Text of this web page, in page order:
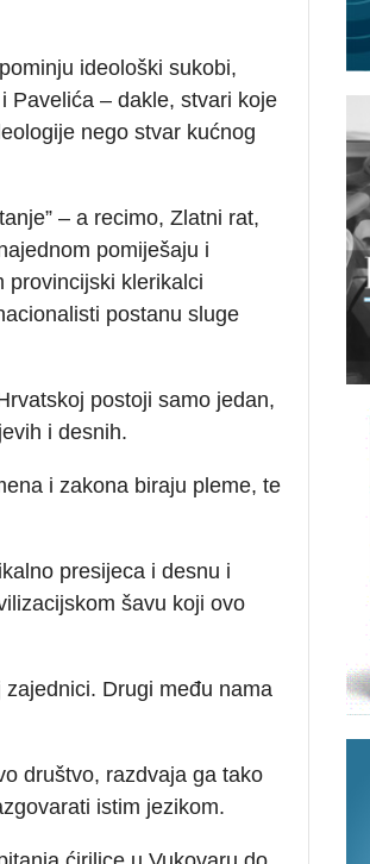
ideološki sukobi,
Pavelića – dakle, stvari koje
nego stvar kućnog
– a recimo, Zlatni rat,
pomiješaju i
provincijski klerikalci
postanu sluge
postoji samo jedan,
i desnih.
i zakona biraju pleme, te
presijeca i desnu i
šavu koji ovo
Drugi među nama
društvo, razdvaja ga tako
istim jezikom.